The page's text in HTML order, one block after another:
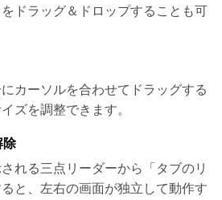
ドラッグ＆ドロップすることも可
カーソルを合わせてドラッグする
ズを調整できます。
除
れる三点リーダーから「タブのリ
と、左右の画面が独立して動作す